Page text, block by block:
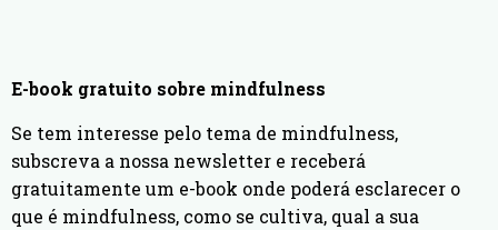
E-book gratuito sobre mindfulness
Se tem interesse pelo tema de mindfulness,
subscreva a nossa newsletter e receberá
gratuitamente um e-book onde poderá esclarecer o
que é mindfulness, como se cultiva, qual a sua